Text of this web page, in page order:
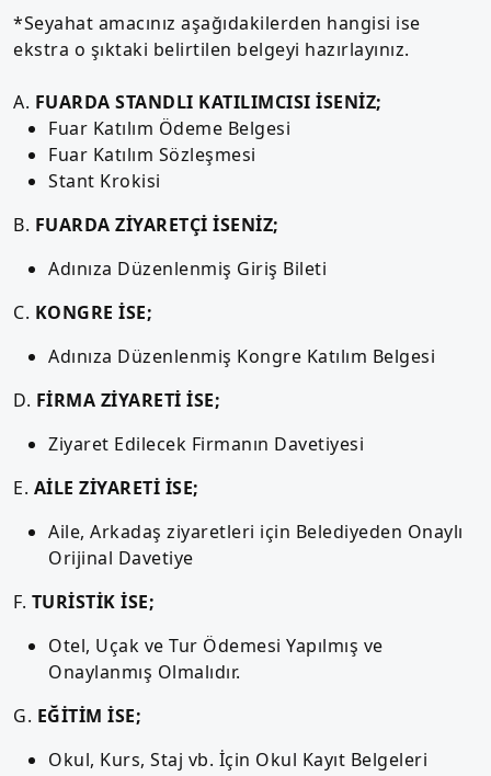
*Seyahat amacınız aşağıdakilerden hangisi ise
ekstra o şıktaki belirtilen belgeyi hazırlayınız.
A. FUARDA STANDLI KATILIMCISI İSENİZ;
Fuar Katılım Ödeme Belgesi
Fuar Katılım Sözleşmesi
Stant Krokisi
B. FUARDA ZİYARETÇİ İSENİZ;
Adınıza Düzenlenmiş Giriş Bileti
C. KONGRE İSE;
Adınıza Düzenlenmiş Kongre Katılım Belgesi
D. FİRMA ZİYARETİ İSE;
Ziyaret Edilecek Firmanın Davetiyesi
E. AİLE ZİYARETİ İSE;
Aile, Arkadaş ziyaretleri için Belediyeden Onaylı
Orijinal Davetiye
F. TURİSTİK İSE;
Otel, Uçak ve Tur Ödemesi Yapılmış ve
Onaylanmış Olmalıdır.
G. EĞİTİM İSE;
Okul, Kurs, Staj vb. İçin Okul Kayıt Belgeleri